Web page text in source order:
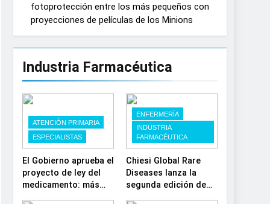
fotoprotección entre los más pequeños con
proyecciones de películas de los Minions
Industria Farmacéutica
ATENCIÓN PRIMARIA
ESPECIALISTAS
El Gobierno aprueba el
proyecto de ley del
medicamento: más
ENFERMERÍA
INDUSTRIA
FARMACÉUTICA
Chiesi Global Rare
Diseases lanza la
segunda edición de